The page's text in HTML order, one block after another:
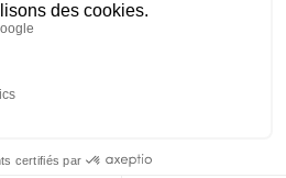
Trouvez